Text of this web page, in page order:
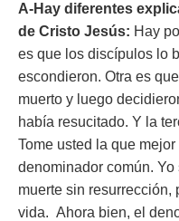
A-Hay diferentes
de Cristo Jesús: Hay
es que los discípulos lo
escondieron. Otra es
muerto y luego
había resucitado. Y la
Tome usted la que
denominador común.
muerte sin resurrección,
vida. Ahora bien, el